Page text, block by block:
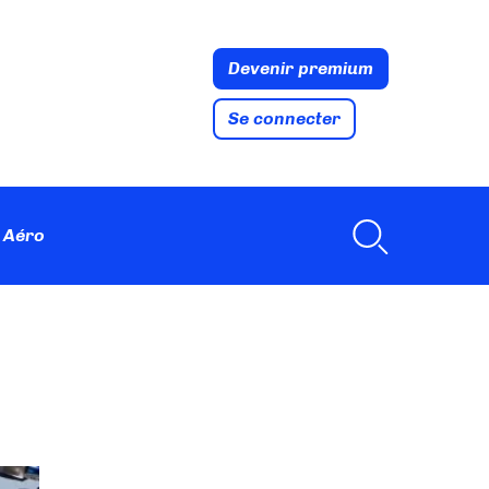
Devenir premium
Se connecter